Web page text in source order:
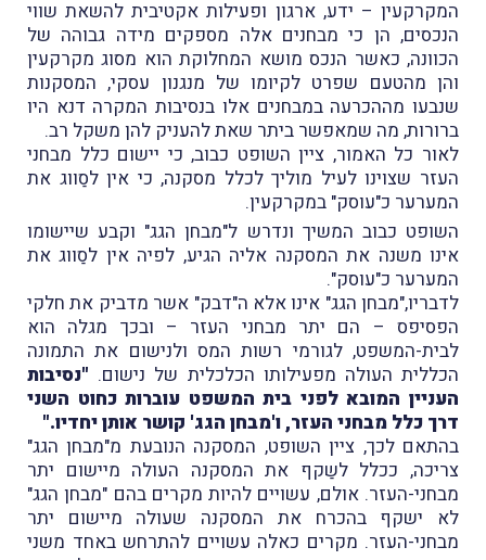
המקרקעין – ידע, ארגון ופעילות אקטיבית להשאת שווי
הנכסים, הן כי מבחנים אלה מספקים מידה גבוהה של
הכוונה, כאשר הנכס מושא המחלוקת הוא מסוג מקרקעין
והן מהטעם שפרט לקיומו של מנגנון עסקי, המסקנות
שנבעו מההכרעה במבחנים אלו בנסיבות המקרה דנא היו
ברורות, מה שמאפשר ביתר שאת להעניק להן משקל רב.
לאור כל האמור, ציין השופט כבוב, כי יישום כלל מבחני
העזר שצוינו לעיל מוליך לכלל מסקנה, כי אין לסַווג את
המערער כ"עוסק" במקרקעין.
השופט כבוב המשיך ונדרש ל"מבחן הגג" וקבע שיישומו
אינו משנה את המסקנה אליה הגיע, לפיה אין לסַווג את
המערער כ"עוסק".
לדבריו,"מבחן הגג" אינו אלא ה"דבק" אשר מדביק את חלקי
הפסיפס – הם יתר מבחני העזר – ובכך מגלה הוא
לבית-המשפט, לגורמי רשות המס ולנישום את התמונה
הכללית העולה מפעילותו הכלכלית של נישום. "נסיבות
העניין המובא לפני בית המשפט עוברות כחוט השני
דרך כלל מבחני העזר, ו'מבחן הגג' קושר אותן יחדיו."
בהתאם לכך, ציין השופט, המסקנה הנובעת מ"מבחן הגג"
צריכה, ככלל לשַקף את המסקנה העולה מיישום יתר
מבחני-העזר. אולם, עשויים להיות מקרים בהם "מבחן הגג"
לא ישקף בהכרח את המסקנה שעולה מיישום יתר
מבחני-העזר. מקרים כאלה עשויים להתרחש באחד משני